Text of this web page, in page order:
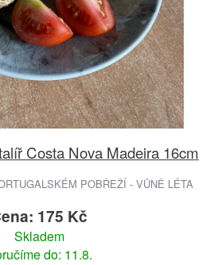
Costa Nova Madeira 16cm
POBŘEŽÍ - VŮNĚ LÉTA
175 Kč
Skladem
do: 11.8.